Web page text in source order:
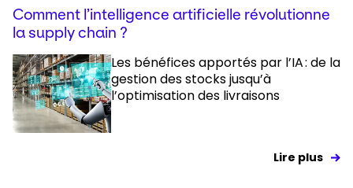
Comment l’intelligence artificielle révolutionne
la supply chain ?
Les bénéfices apportés par l’IA : de la
gestion des stocks jusqu’à
l’optimisation des livraisons
Lire plus